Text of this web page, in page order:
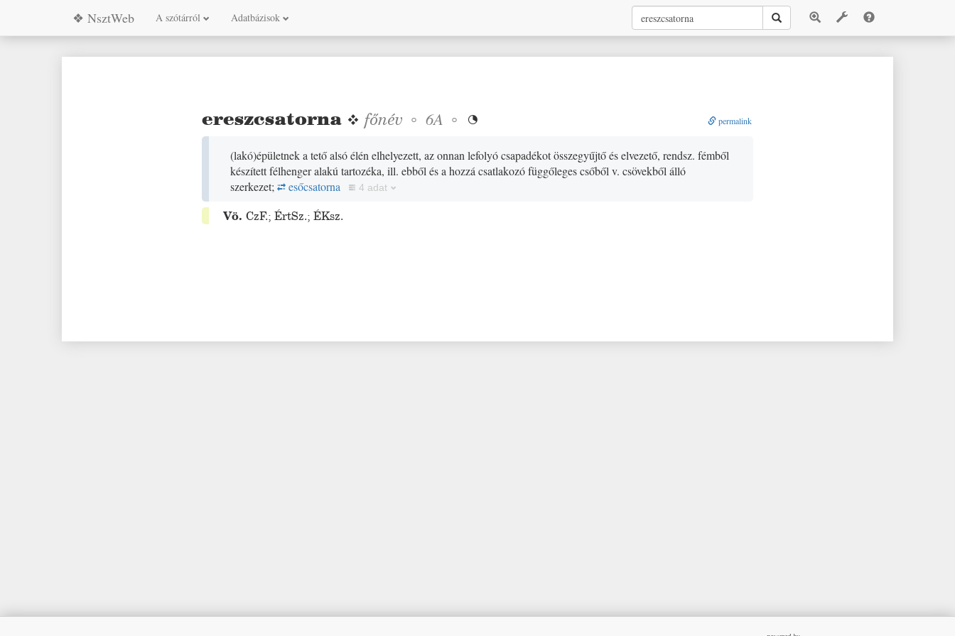
❖ NsztWeb A szótárról Adatbázisok
ereszcsatorna ❖főnév ◦ 6A ◦  permalink
(lakó)épületnek a tető alsó élén elhelyezett, az onnan lefolyó csapadékot összegyűjtő és elvezető, rendsz. fémből
készített félhenger alakú tartozéka, ill. ebből és a hozzá csatlakozó függőleges csőből v. csövekből álló
szerkezet;
esőcsatorna 4 adat
Vö.CzF.;ÉrtSz.;ÉKsz.